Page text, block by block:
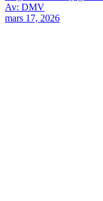
Av: DMV
mars 17, 2026